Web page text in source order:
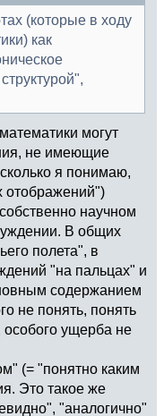
(которые в ходу
как
могут
не имеющие
я понимаю,
отображений")
научном
В общих
полета", в
"на пальцах" и
содержанием
не понять, понять
особого ущерба не
(= "понятно каким
Это такое же
"аналогично"